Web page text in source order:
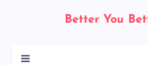
Better You